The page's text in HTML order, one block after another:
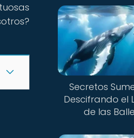
Secretos
Descifrando el
de las